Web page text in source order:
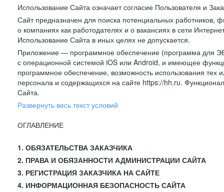
Использование Сайта означает согласие Пользователя и
Сайт предназначен для поиска потенциальных
о компаниях как работодателях и о вакансиях в сети
Использование Сайта в иных целях не допускается.
Приложение — программное обеспечение (программа для
с операционной системой iOS или Android, и имеющее
программное обеспечение, возможность использования
персонала и содержащихся на сайте https://hh.ru.
Сайта.
Развернуть весь текст условий
ОГЛАВЛЕНИЕ
1. ОБЯЗАТЕЛЬСТВА ЗАКАЗЧИКА
2. ПРАВА И ОБЯЗАННОСТИ АДМИНИСТРАЦИИ САЙТА
3. РЕГИСТРАЦИЯ ЗАКАЗЧИКА НА САЙТЕ
4. ИНФОРМАЦИОННАЯ БЕЗОПАСНОСТЬ САЙТА